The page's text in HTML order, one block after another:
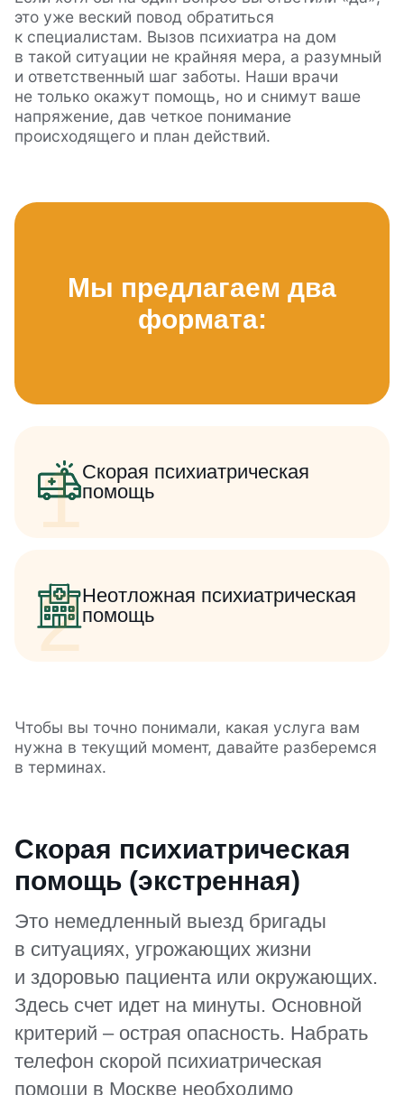
это уже веский повод обратиться
к специалистам. Вызов психиатра на дом
в такой ситуации не крайняя мера, а разумный
и ответственный шаг заботы. Наши врачи
не только окажут помощь, но и снимут ваше
напряжение, дав четкое понимание
происходящего и план действий.
Мы предлагаем два
формата:
1 Скорая психиатрическая
помощь
2 Неотложная психиатрическая
помощь
Чтобы вы точно понимали, какая услуга вам
нужна в текущий момент, давайте разберемся
в терминах.
Скорая психиатрическая
помощь (экстренная)
Это немедленный выезд бригады
в ситуациях, угрожающих жизни
и здоровью пациента или окружающих.
Здесь счет идет на минуты. Основной
критерий – острая опасность. Набрать
телефон скорой психиатрическая
помощи в Москве необходимо